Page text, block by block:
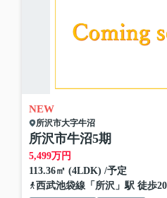
NEW
所沢市大字牛沼
所沢市牛沼5期
5,499万円
113.36㎡ (4LDK) /予定
西武池袋線「 所沢」駅 徒歩